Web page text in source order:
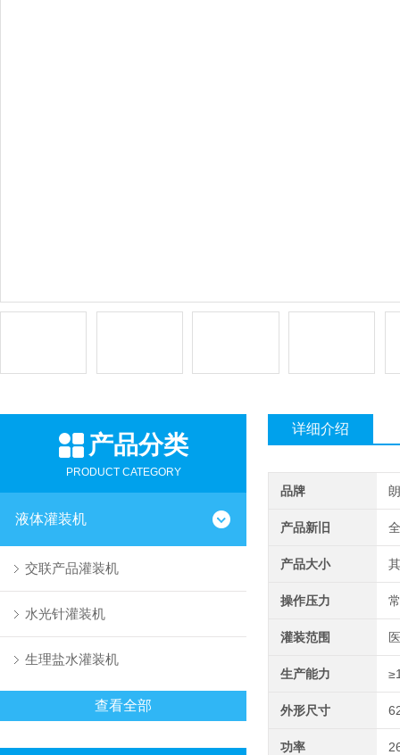
产品分类
PRODUCT CATEGORY
液体灌装机
交联产品灌装机
水光针灌装机
生理盐水灌装机
查看全部
详细介绍
品牌
产品新旧
产品大小
操作压力
灌装范围
生产能力
外形尺寸
功率